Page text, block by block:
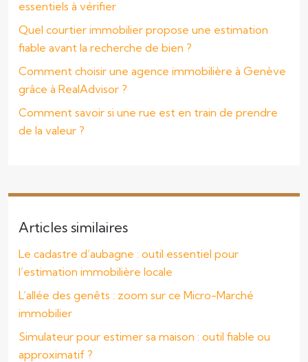
essentiels à vérifier
Quel courtier immobilier propose une estimation
fiable avant la recherche de bien ?
Comment choisir une agence immobilière à Genève
grâce à RealAdvisor ?
Comment savoir si une rue est en train de prendre
de la valeur ?
Articles similaires
Le cadastre d’aubagne : outil essentiel pour
l’estimation immobilière locale
L’allée des genêts : zoom sur ce Micro-Marché
immobilier
Simulateur pour estimer sa maison : outil fiable ou
approximatif ?